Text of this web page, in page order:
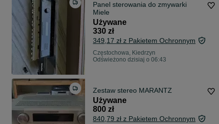
Panel sterowania do zmywarki
Miele
Używane
330 zł
349,17 zł z Pakietem Ochronnym
Częstochowa, Kiedrzyn
Odświeżono dzisiaj o 06:43
Zestaw stereo MARANTZ
Używane
800 zł
840,79 zł z Pakietem Ochronnym